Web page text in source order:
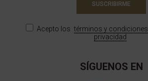
SUSCRIBIRME
Acepto los términos y condiciones
privacidad
SÍGUENOS EN